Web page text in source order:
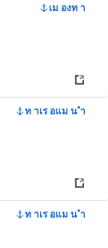
เม องท า
ท าเร อแม น ำ
ท าเร อแม น ำ